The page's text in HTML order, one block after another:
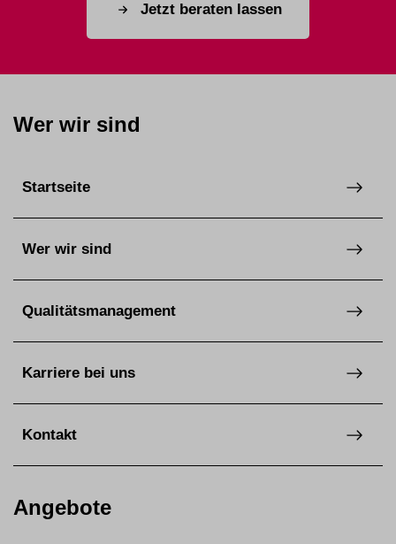
Jetzt beraten lassen
Wer wir sind
Startseite
Wer wir sind
Qualitätsmanagement
Karriere bei uns
Kontakt
Angebote